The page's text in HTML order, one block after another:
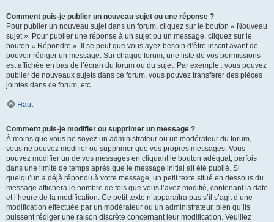
Comment puis-je publier un nouveau sujet ou une réponse ?
Pour publier un nouveau sujet dans un forum, cliquez sur le bouton « Nouveau
sujet ». Pour publier une réponse à un sujet ou un message, cliquez sur le
bouton « Répondre ». Il se peut que vous ayez besoin d’être inscrit avant de
pouvoir rédiger un message. Sur chaque forum, une liste de vos permissions
est affichée en bas de l’écran du forum ou du sujet. Par exemple : vous pouvez
publier de nouveaux sujets dans ce forum, vous pouvez transférer des pièces
jointes dans ce forum, etc.
Haut
Comment puis-je modifier ou supprimer un message ?
À moins que vous ne soyez un administrateur ou un modérateur du forum,
vous ne pouvez modifier ou supprimer que vos propres messages. Vous
pouvez modifier un de vos messages en cliquant le bouton adéquat, parfois
dans une limite de temps après que le message initial ait été publié. Si
quelqu’un a déjà répondu à votre message, un petit texte situé en dessous du
message affichera le nombre de fois que vous l’avez modifié, contenant la date
et l’heure de la modification. Ce petit texte n’apparaîtra pas s’il s’agit d’une
modification effectuée par un modérateur ou un administrateur, bien qu’ils
puissent rédiger une raison discrète concernant leur modification. Veuillez